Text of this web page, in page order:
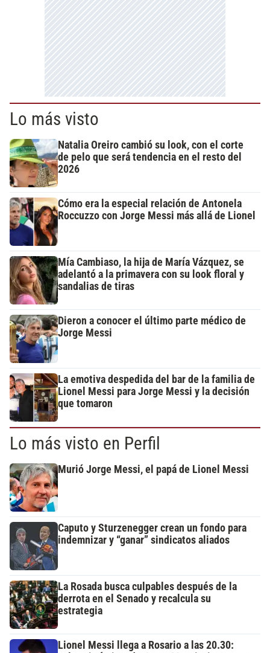
Lo más visto
Natalia Oreiro cambió su look, con el corte
de pelo que será tendencia en el resto del
2026
Cómo era la especial relación de Antonela
Roccuzzo con Jorge Messi más allá de Lionel
Mía Cambiaso, la hija de María Vázquez, se
adelantó a la primavera con su look floral y
sandalias de tiras
Dieron a conocer el último parte médico de
Jorge Messi
La emotiva despedida del bar de la familia de
Lionel Messi para Jorge Messi y la decisión
que tomaron
Lo más visto en Perfil
Murió Jorge Messi, el papá de Lionel Messi
Caputo y Sturzenegger crean un fondo para
indemnizar y “ganar” sindicatos aliados
La Rosada busca culpables después de la
derrota en el Senado y recalcula su
estrategia
Lionel Messi llega a Rosario a las 20.30: